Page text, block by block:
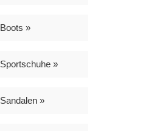
Boots »
Sportschuhe »
Sandalen »